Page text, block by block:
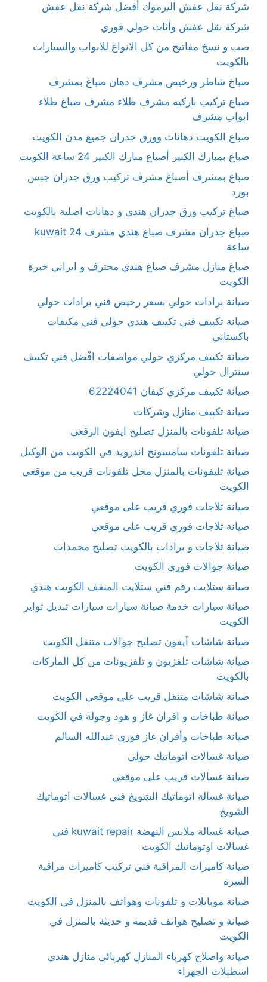
شركة نقل عفش اليرموك أفضل شركة نقل عفش
شركة نقل عفش وأثاث حولي فوري
صب و نسخ مفاتيح من كل الانواع للابواب والسيارات
بالكويت
صباخ شاطر ورخيص مشرف دهان صباغ بمشرف
صباع تركيب باركيه مشرف طلاء مشرف صباغ طلاء
ابواب مشرف
صباغ الكويت دهانات وورق جدران جميع مدن الكويت
صباغ بمبارك الكبير أصباغ مبارك الكبير 24 ساعة الكويت
صباغ بمشرف أصباغ مشرف تركيب ورق جدران جبس
بورد
صباغ تركيب ورق جدران هندي و دهانات اصلية بالكويت
صباغ جدران مشرف صباغ هندي مشرف kuwait 24
ساعة
صباغ منازل مشرف صباغ هندي محترف و ايراني خبرة
الكويت
صيانة برادات حولي بسعر رخيص فني برادات حولي
صيانة تكييف فني تكييف هندي حولي فني مكيفات
باكستاني
صيانة تكييف مركزي حولي مواصفات افْضل فني تكييف
سنترال حولي
صيانة تكييف مركزي كيفان 62224041
صيانة تكييف منازل وشركات
صيانة تلفونات بالمنزل تصليح ايفون الرقعي
صيانة تلفونات سامسونج اندرويد في الكويت من الوكيل
صيانة تليفونات بالمنزل محل تلفونات قريب من موقعي
الكويت
صيانة ثلاجات فوري قريب على موقعي
صيانة ثلاجات فوري قريب على موقعي
صيانة ثلاجات و برادات بالكويت تصليح مجمدات
صيانة جوالات فوري الكويت
صيانة ستلايت رقم فني ستلايت المنقف الكويت هندي
صيانة سيارات خدمة صيانة سيارات سيارات تبديل تواير
الكويت
صيانة شاشات آيفون تصليح جوالات متنقل الكويت
صيانة شاشات تلفزيون و تلفزيونات من كل الماركات
بالكويت
صيانة شاشات متنقل قريب على موقعي الكويت
صيانة طباخات و افران غاز و هود وجولة في الكويت
صيانة طباخات وأفران غاز فوري عبدالله السالم
صيانة غسالات اتوماتيك حولي
صيانة غسالات قريب على موقعي
صيانة غسالة اتوماتيك الشويخ فني غسالات اتوماتيك
الشويخ
صيانة غسالة ملابس النهضة kuwait repair فني
غسالات اوتوماتيك الكويت
صيانة كاميرات المراقبة فني تركيب كاميرات مراقبة
السرة
صيانة موبايلات و تلفونات وهواتف بالمنزل في الكويت
صيانة و تصليح هواتف قديمة و حديثة بالمنزل في
الكويت
صيانة واصلاح كهرباء المنازل كهربائي منازل هندي
اسطبلات الجهراء